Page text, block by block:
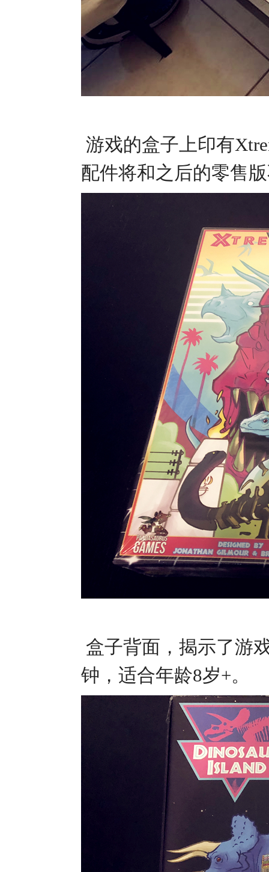
游戏的盒子上印有
配件将和之后的零售
盒子背面，揭示了游
钟，适合年龄8岁+。